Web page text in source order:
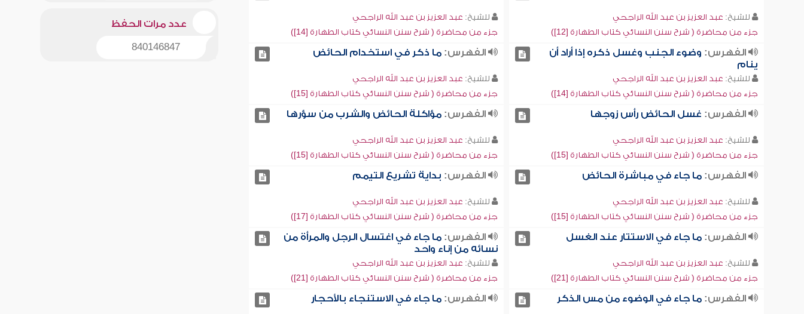
للشيخ: عبد العزيز بن عبد الله الراجحي
جزء من محاضرة ( شرح سنن النسائي كتاب الطهارة [12])
للشيخ: عبد العزيز بن عبد الله الراجحي
جزء من محاضرة ( شرح سنن النسائي كتاب الطهارة [14])
الفهرس: وضوء الجنب وغسل ذكره إذا أراد أن
ينام
للشيخ: عبد العزيز بن عبد الله الراجحي
جزء من محاضرة ( شرح سنن النسائي كتاب الطهارة [14])
الفهرس: ما ذكر في استخدام الحائض
للشيخ: عبد العزيز بن عبد الله الراجحي
جزء من محاضرة ( شرح سنن النسائي كتاب الطهارة [15])
الفهرس: غسل الحائض رأس زوجها
للشيخ: عبد العزيز بن عبد الله الراجحي
جزء من محاضرة ( شرح سنن النسائي كتاب الطهارة [15])
الفهرس: مؤاكلة الحائض والشرب من سؤرها
للشيخ: عبد العزيز بن عبد الله الراجحي
جزء من محاضرة ( شرح سنن النسائي كتاب الطهارة [15])
الفهرس:ما جاء في مباشرة الحائض
للشيخ: عبد العزيز بن عبد الله الراجحي
جزء من محاضرة ( شرح سنن النسائي كتاب الطهارة [15])
الفهرس: بداية تشريع التيمم
للشيخ: عبد العزيز بن عبد الله الراجحي
جزء من محاضرة ( شرح سنن النسائي كتاب الطهارة [17])
الفهرس:ما جاء في الاستتار عند الغسل
للشيخ: عبد العزيز بن عبد الله الراجحي
جزء من محاضرة ( شرح سنن النسائي كتاب الطهارة [21])
الفهرس: ما جاء في اغتسال الرجل والمرأة من
نسائه من إناء واحد
للشيخ: عبد العزيز بن عبد الله الراجحي
جزء من محاضرة ( شرح سنن النسائي كتاب الطهارة [21])
الفهرس:ما جاء في الوضوء من مس الذكر الفهرس: ما جاء في الاستنجاء بالأحجار
عدد مرات الحفظ
840146847